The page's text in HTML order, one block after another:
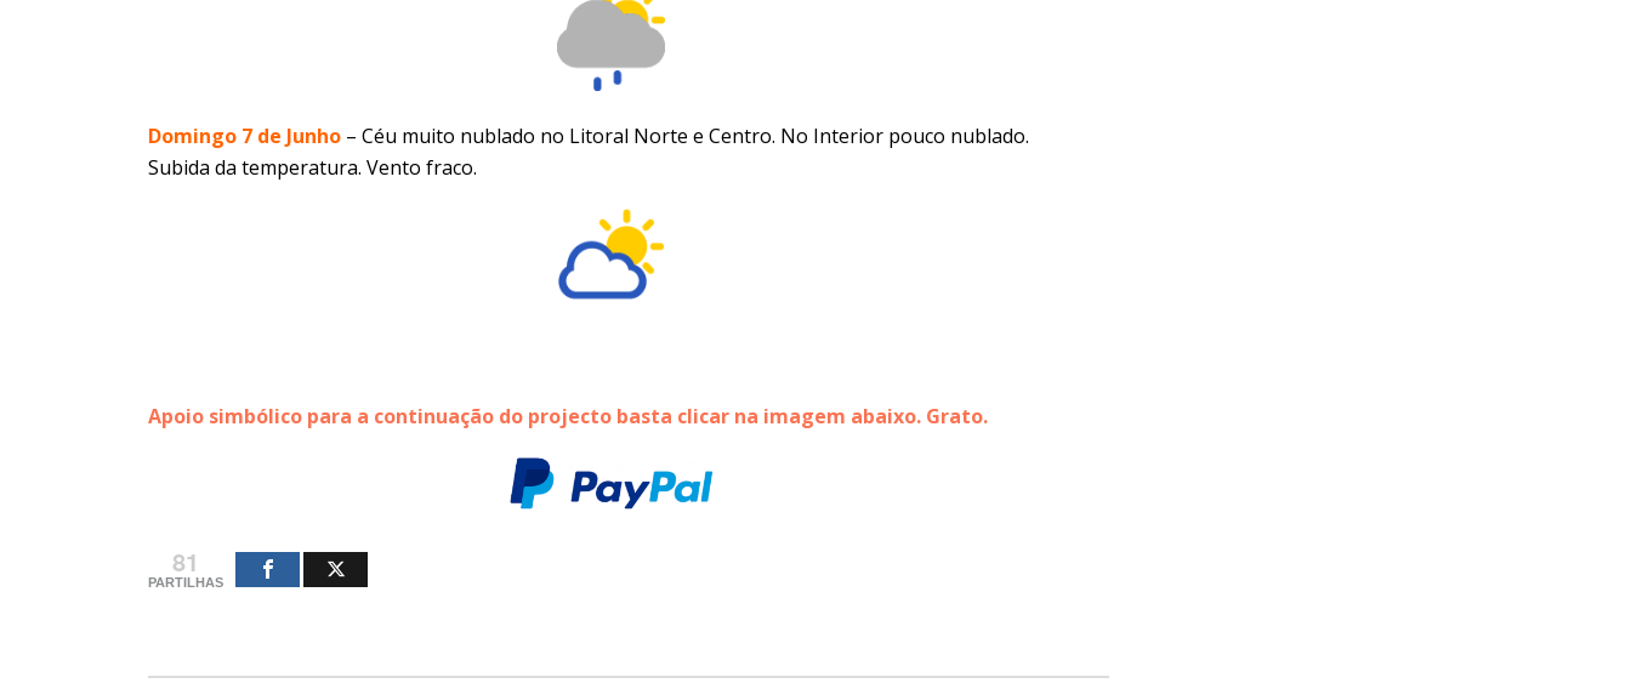
Domingo 7 de Junho – Céu muito nublado no Litoral Norte e Centro. No Interior pouco nublado.
Subida da temperatura. Vento fraco.
Apoio simbólico para a continuação do projecto basta clicar na imagem abaixo. Grato.
81
PARTILHAS